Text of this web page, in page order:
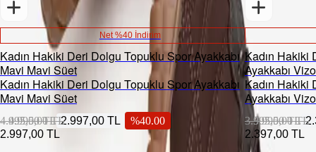
Net %40 İndirim
Kadın Hakiki Deri Dolgu Topuklu Spor Ayakkabı
Mavi Mavi Süet
Kadın Hakiki Deri Dolgu Topuklu Spor Ayakkabı
Mavi Mavi Süet
4.995,00 TL 2.997,00 TL %40.00
2.997,00 TL
4.995,00 TL
Kadın Hakiki
Ayakkabı
Kadın Hakiki
Ayakkabı
3.995,00 TL
2.397,00 TL
3.995,00 TL